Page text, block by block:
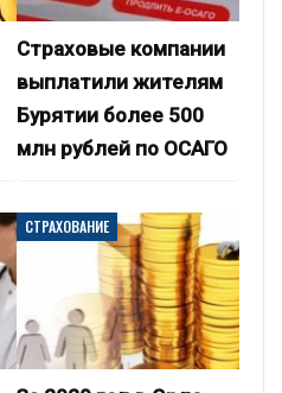
Страховые компании
выплатили жителям
Бурятии более 500
млн рублей по ОСАГО
СТРАХОВАНИЕ